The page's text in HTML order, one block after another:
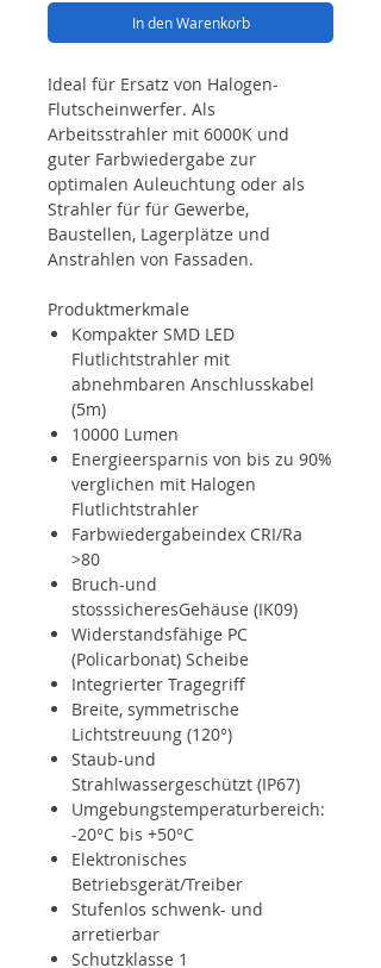
In den Warenkorb
Ideal für Ersatz von Halogen-
Flutscheinwerfer. Als
Arbeitsstrahler mit 6000K und
guter Farbwiedergabe zur
optimalen Auleuchtung oder als
Strahler für für Gewerbe,
Baustellen, Lagerplätze und
Anstrahlen von Fassaden.
Produktmerkmale
Kompakter SMD LED
Flutlichtstrahler mit
abnehmbaren Anschlusskabel
(5m)
10000 Lumen
Energieersparnis von bis zu 90%
verglichen mit Halogen
Flutlichtstrahler
Farbwiedergabeindex CRI/Ra
>80
Bruch-und
stosssicheresGehäuse (IK09)
Widerstandsfähige PC
(Policarbonat) Scheibe
Integrierter Tragegriff
Breite, symmetrische
Lichtstreuung (120°)
Staub-und
Strahlwassergeschützt (IP67)
Umgebungstemperaturbereich:
-20°C bis +50°C
Elektronisches
Betriebsgerät/Treiber
Stufenlos schwenk- und
arretierbar
Schutzklasse 1